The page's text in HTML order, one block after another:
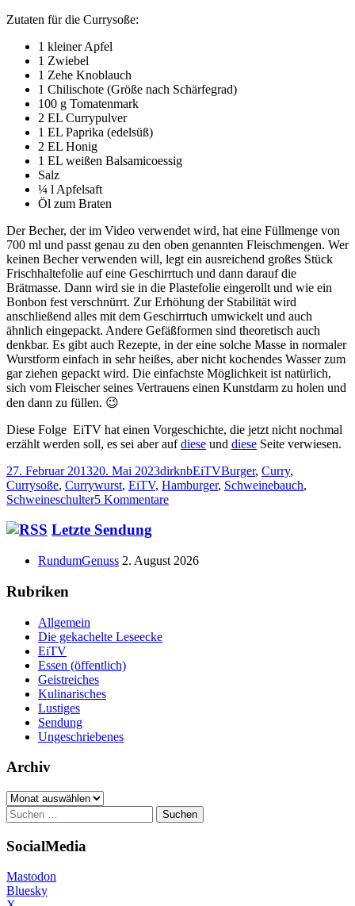
Zutaten für die Currysoße:
1 kleiner Apfel
1 Zwiebel
1 Zehe Knoblauch
1 Chilischote (Größe nach Schärfegrad)
100 g Tomatenmark
2 EL Currypulver
1 EL Paprika (edelsüß)
2 EL Honig
1 EL weißen Balsamicoessig
Salz
¼ l Apfelsaft
Öl zum Braten
Der Becher, der im Video verwendet wird, hat eine Füllmenge von
700 ml und passt genau zu den oben genannten Fleischmengen. Wer
keinen Becher verwenden will, legt ein ausreichend großes Stück
Frischhaltefolie auf eine Geschirrtuch und dann darauf die
Brätmasse. Dann wird sie in die Plastefolie eingerollt und wie ein
Bonbon fest verschnürrt. Zur Erhöhung der Stabilität wird
anschließend alles mit dem Geschirrtuch umwickelt und auch
ähnlich eingepackt. Andere Gefäßformen sind theoretisch auch
denkbar. Es gibt auch Rezepte, in der eine solche Masse in normaler
Wurstform einfach in sehr heißes, aber nicht kochendes Wasser zum
gar ziehen gepackt wird. Die einfachste Möglichkeit ist natürlich,
sich vom Fleischer seines Vertrauens einen Kunstdarm zu holen und
den dann zu füllen. 😉
Diese Folge EiTV hat einen Vorgeschichte, die jetzt nicht nochmal
erzählt werden soll, es sei aber aufdiese und diese Seite verwiesen.
Veröffentlicht
am
27. Februar 201320. Mai 2023Autor
dirknbKategorien
EiTVSchlagwörter
Burger, Curry,
Currysoße, Currywurst, EiTV, Hamburger, Schweinebauch,
Schweineschulter5 Kommentarezu
–
Haupt-
Seitenleiste
Letzte Sendung
RundumGenuss 2. August 2026
Rubriken
Allgemein
Die gekachelte Leseecke
EiTV
Essen (öffentlich)
Geistreiches
Kulinarisches
Lustiges
Sendung
Ungeschriebenes
Archiv
Archiv
Suchen
nach:
SocialMedia
Mastodon
Bluesky